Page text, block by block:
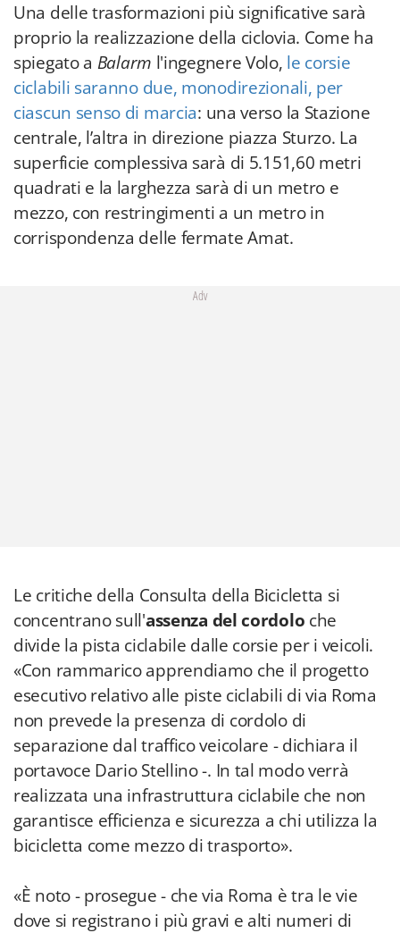
Una delle trasformazioni più significative sarà
proprio la realizzazione della ciclovia. Come ha
spiegato a Balarm l'ingegnere Volo, le corsie
ciclabili saranno due, monodirezionali, per
ciascun senso di marcia: una verso la Stazione
centrale, l’altra in direzione piazza Sturzo. La
superficie complessiva sarà di 5.151,60 metri
quadrati e la larghezza sarà di un metro e
mezzo, con restringimenti a un metro in
corrispondenza delle fermate Amat.
Adv
Le critiche della Consulta della Bicicletta si
concentrano sull'assenza del cordolo che
divide la pista ciclabile dalle corsie per i veicoli.
«Con rammarico apprendiamo che il progetto
esecutivo relativo alle piste ciclabili di via Roma
non prevede la presenza di cordolo di
separazione dal traffico veicolare - dichiara il
portavoce Dario Stellino -. In tal modo verrà
realizzata una infrastruttura ciclabile che non
garantisce efficienza e sicurezza a chi utilizza la
bicicletta come mezzo di trasporto».
«È noto - prosegue - che via Roma è tra le vie
dove si registrano i più gravi e alti numeri di